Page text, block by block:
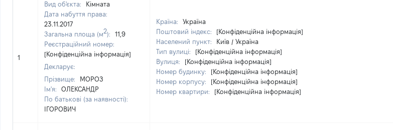
1
Вид об'єкта:
Кімната
Дата набуття права:
23.11.2017
Загальна площа (м2):
11,9
Реєстраційний номер:
[Конфіденційна інформація]
Декларує:
Прізвище:
МОРОЗ
Ім'я:
ОЛЕКСАНДР
По батькові (за наявності):
ІГОРОВИЧ
Країна:
Україна
Поштовий індекс:
[Конфіденційна інформація]
Населений пункт:
Київ / Україна
Тип вулиці:
[Конфіденційна інформація]
Вулиця:
[Конфіденційна інформація]
Номер будинку:
[Конфіденційна інформація]
Номер корпусу:
[Конфіденційна інформація]
Номер квартири:
[Конфіденційна інформація]